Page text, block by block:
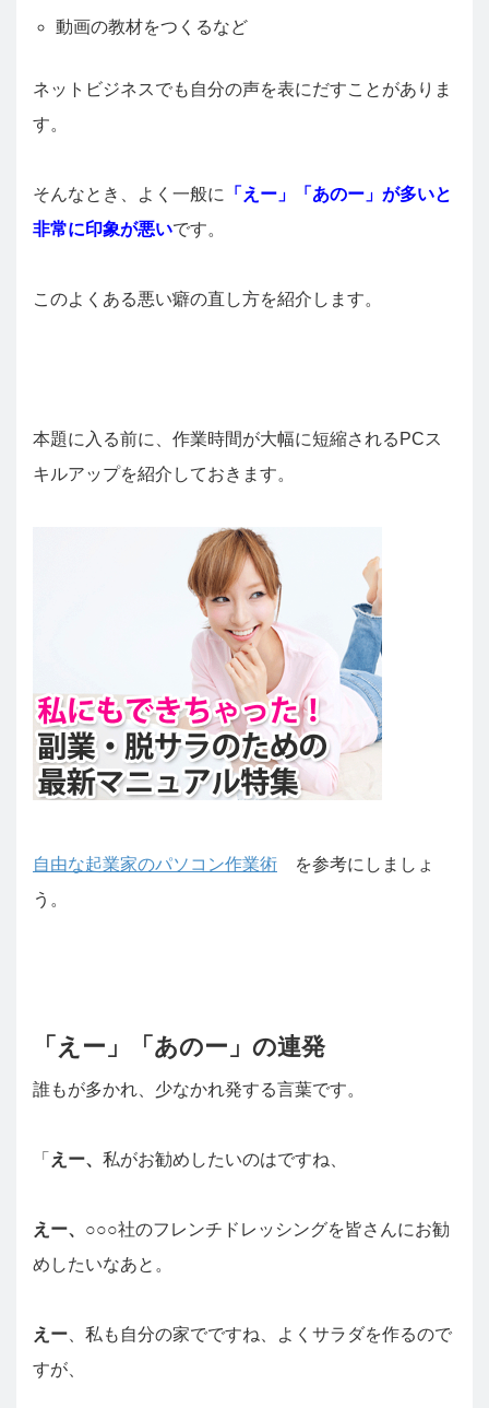
動画の教材をつくるなど
ネットビジネスでも自分の声を表にだすことがありま
す。
そんなとき、よく一般に
「えー」「あのー」が多いと
非常に印象が悪いです。
このよくある悪い癖の直し方を紹介します。
本題に入る前に、作業時間が大幅に短縮されるPCス
キルアップを紹介しておきます。
自由な起業家のパソコン作業術 を参考にしましょ
う。
「えー」「あのー」の連発
誰もが多かれ、少なかれ発する言葉です。
「 えー、 私がお勧めしたいのはですね、
えー、 ○○○社のフレンチドレッシングを皆さんにお勧
めしたいなあと。
えー 、私も自分の家でですね、よくサラダを作るので
すが、